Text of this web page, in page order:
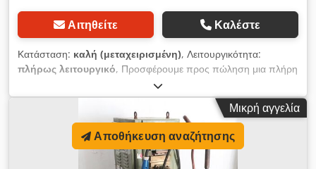
Αιτηθείτε Καλέστε
Κατάσταση: καλή (μεταχειρισμένη), Λειτουργικότητα:
πλήρως λειτουργικό, Προσφέρουμε προς πώληση μια πλήρη
γραμμή αυτόματης συγκόλλησης πολλαπλών σημείων για
χαλύβδινα σύρματα μάρκας SCHLATTER. Διαθέτουμε τρεις
πλήρως λειτουργικές γραμμές παραγωγής. Cedotvpilepfx
Airerf Διατίθενται επίσης αυτόματες μηχανές διασταυρούμενων
συρμάτων (οι λεγόμενες μηχανές κοπής). Διαθέτουμε επίσης
έναν αριθμό μεμονωμένων μηχανών σημειακής συγκόλλησης
Μικρή αγγελία
Αποθήκευση αναζήτησης